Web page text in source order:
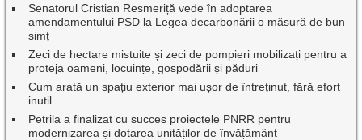
Senatorul Cristian Resmeriță vede în adoptarea
amendamentului PSD la Legea decarbonării o măsură de bun
simț
Zeci de hectare mistuite și zeci de pompieri mobilizați pentru a
proteja oameni, locuințe, gospodării și păduri
Cum arată un spațiu exterior mai ușor de întreținut, fără efort
inutil
Petrila a finalizat cu succes proiectele PNRR pentru
modernizarea și dotarea unităților de învățământ